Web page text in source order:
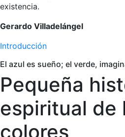
existencia.
Gerardo Villadelángel
Introducción
El azul es sueño; el verde,
Pequeña
espiritual de
colores